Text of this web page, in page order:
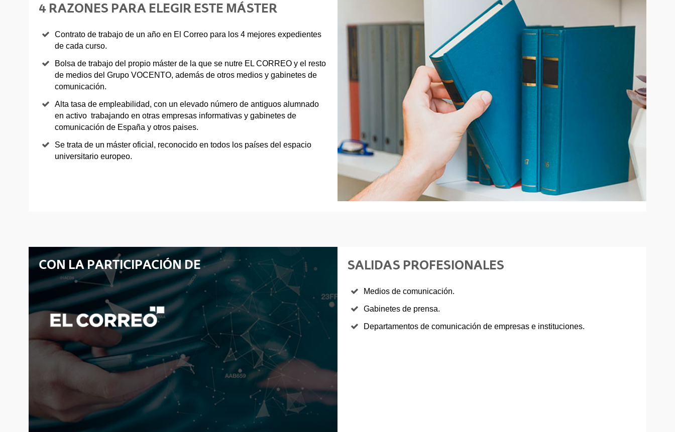
4 RAZONES PARA ELEGIR ESTE MÁSTER
Contrato de trabajo de un año en El Correo para los 4 mejores expedientes
de cada curso.
Bolsa de trabajo del propio máster de la que se nutre EL CORREO y el resto
de medios del Grupo VOCENTO, además de otros medios y gabinetes de
comunicación.
Alta tasa de empleabilidad, con un elevado número de antiguos alumnado
en activo trabajando en otras empresas informativas y gabinetes de
comunicación de España y otros paises.
Se trata de un máster oficial, reconocido en todos los países del espacio
universitario europeo.
CON LA PARTICIPACIÓN DE SALIDAS PROFESIONALES
Medios de comunicación.
Gabinetes de prensa.
Departamentos de comunicación de empresas e instituciones.